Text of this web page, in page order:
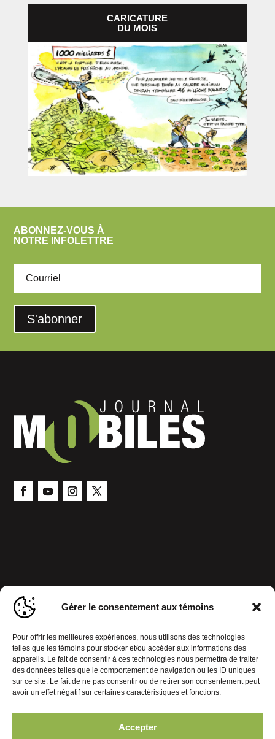
Gérer le consentement aux témoins
Pour offrir les meilleures expériences, nous utilisons des technologies
telles que les témoins pour stocker et/ou accéder aux informations des
appareils. Le fait de consentir à ces technologies nous permettra de traiter
des données telles que le comportement de navigation ou les ID uniques
sur ce site. Le fait de ne pas consentir ou de retirer son consentement peut
avoir un effet négatif sur certaines caractéristiques et fonctions.
Accepter
CARICATURE
DU MOIS
ABONNEZ-VOUS À
NOTRE INFOLETTRE
S'abonner
Gérer le consentement aux témoins